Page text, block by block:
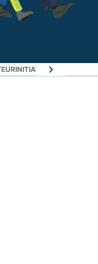
INITIATIVES MAJEURES